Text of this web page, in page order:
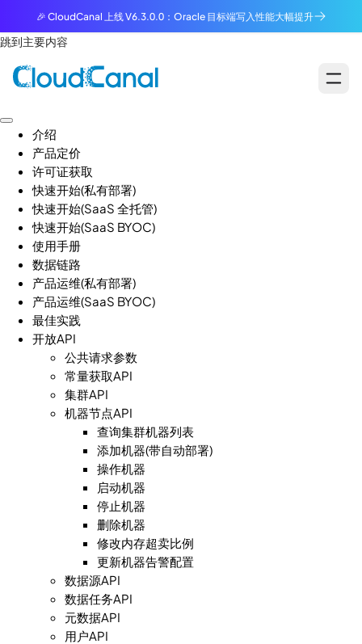
🎉 CloudCanal 上线 V6.3.0.0：Oracle 目标端写入性能大幅提升
跳到主要内容
介绍
产品定价
许可证获取
快速开始(私有部署)
快速开始(SaaS 全托管)
快速开始(SaaS BYOC)
使用手册
数据链路
产品运维(私有部署)
产品运维(SaaS BYOC)
最佳实践
开放API
公共请求参数
常量获取API
集群API
机器节点API
查询集群机器列表
添加机器(带自动部署)
操作机器
启动机器
停止机器
删除机器
修改内存超卖比例
更新机器告警配置
数据源API
数据任务API
元数据API
用户API